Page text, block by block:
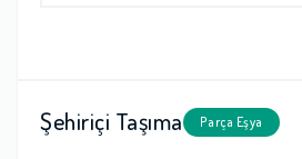
Şehiriçi Taşıma Parça Eşya